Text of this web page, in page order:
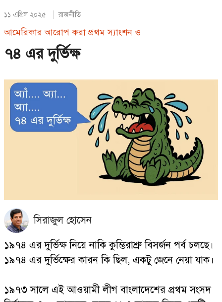
১১ এপ্রিল ২০২৫ রাজনীতি
আমেরিকার আরোপ করা প্রথম স্যাংশন ও
৭৪ এর দুর্ভিক্ষ
সিরাজুল হোসেন
১৯৭৪ এর দুর্ভিক্ষ নিয়ে নাকি কুম্ভিরাশ্রু বিসর্জন পর্ব চলছে।
১৯৭৪ এর দুর্ভিক্ষের কারন কি ছিল, একটু জেনে নেয়া যাক।
১৯৭৩ সালে এই আওয়ামী লীগ বাংলাদেশের প্রথম সংসদ